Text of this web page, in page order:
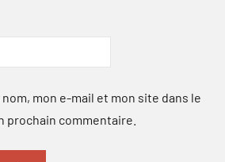
mon e-mail et mon site dans le
prochain commentaire.